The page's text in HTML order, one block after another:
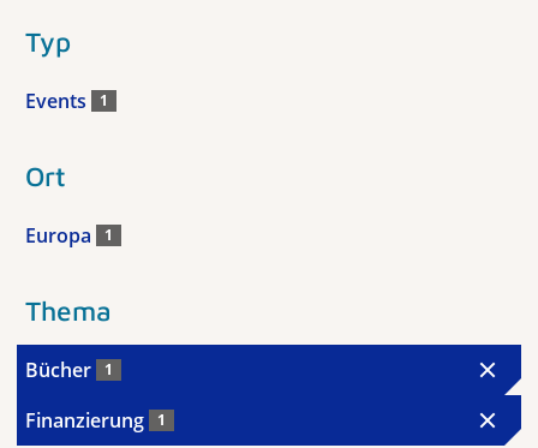
Typ
Events 1
Ort
Europa 1
Thema
Bücher 1
Finanzierung 1